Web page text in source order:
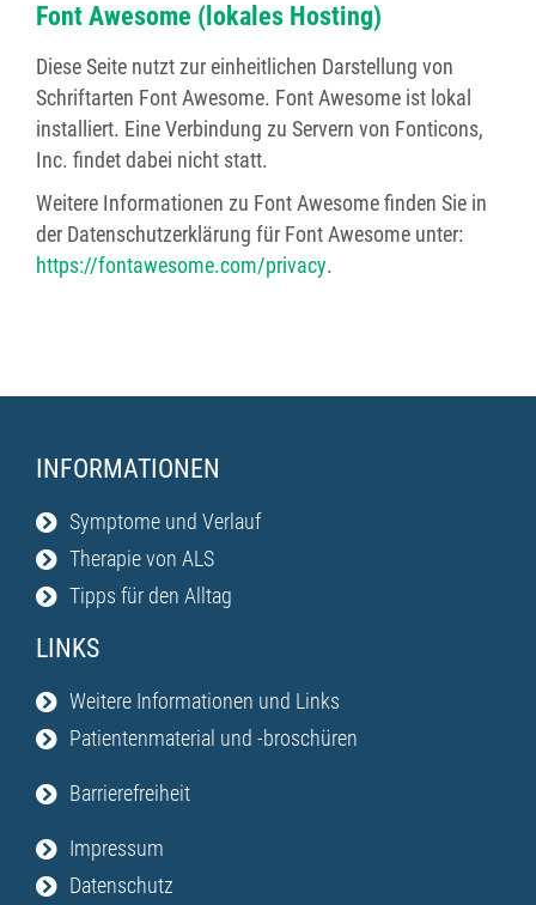
Font Awesome (lokales Hosting)
Diese Seite nutzt zur einheitlichen Darstellung von
Schriftarten Font Awesome. Font Awesome ist lokal
installiert. Eine Verbindung zu Servern von Fonticons,
Inc. findet dabei nicht statt.
Weitere Informationen zu Font Awesome finden Sie in
der Datenschutzerklärung für Font Awesome unter:
https://fontawesome.com/privacy.
INFORMATIONEN
Symptome und Verlauf
Therapie von ALS
Tipps für den Alltag
LINKS
Weitere Informationen und Links
Patientenmaterial und -broschüren
Barrierefreiheit
Impressum
Datenschutz